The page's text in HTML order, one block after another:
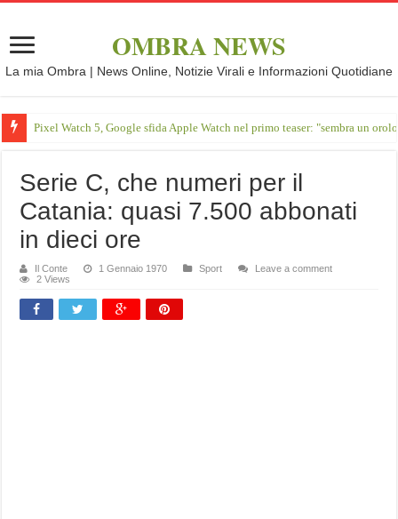
OMBRA NEWS
La mia Ombra | News Online, Notizie Virali e Informazioni Quotidiane
Pixel Watch 5, Google sfida Apple Watch nel primo teaser: "sembra un
Serie C, che numeri per il
Catania: quasi 7.500 abbonati
in dieci ore
Il Conte 1 Gennaio 1970 Sport
Leave a comment
2 Views